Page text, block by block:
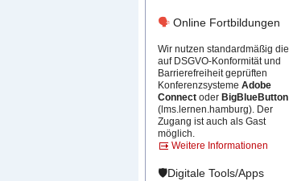
🗣Online Fortbildungen
Wir nutzen standardmäßig die
auf DSGVO-Konformität und
Barrierefreiheit geprüften
Konferenzsysteme Adobe
Connect oderBigBlueButton
(lms.lernen.hamburg). Der
Zugang ist auch als Gast
möglich.
Weitere Informationen
🛡️Digitale Tools/Apps